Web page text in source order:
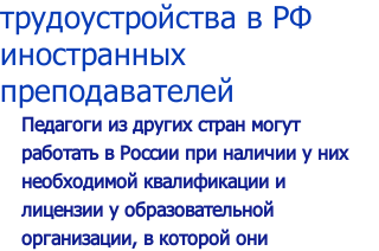
трудоустройства в РФ
иностранных
преподавателей
Педагоги из других стран могут
работать в России при наличии у них
необходимой квалификации и
лицензии у образовательной
организации, в которой они